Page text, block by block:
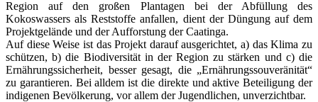
Region auf den großen Plantagen bei der Abfüllung des
Kokoswassers als Reststoffe anfallen, dient der Düngung auf dem
Projektgelände und der Aufforstung der Caatinga.
Auf diese Weise ist das Projekt darauf ausgerichtet, a) das Klima zu
schützen, b) die Biodiversität in der Region zu stärken und c) die
Ernährungssicherheit, besser gesagt, die „Ernährungssouveränität“
zu garantieren. Bei alldem ist die direkte und aktive Beteiligung der
indigenen Bevölkerung, vor allem der Jugendlichen, unverzichtbar.